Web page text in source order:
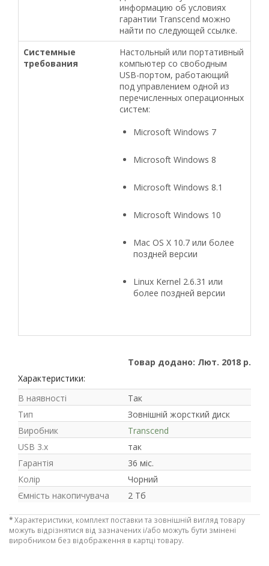
информацию об условиях
гарантии Transcend можно
найти по следующей ссылке.
Системные
требования
Настольный или портативный
компьютер со свободным
USB-портом, работающий
под управлением одной из
перечисленных операционных
систем:
Microsoft Windows 7
Microsoft Windows 8
Microsoft Windows 8.1
Microsoft Windows 10
Mac OS X 10.7 или более
поздней версии
Linux Kernel 2.6.31 или
более поздней версии
Товар додано: Лют. 2018 р.
Характеристики:
В наявності
Так
Тип
Зовнішній жорсткий диск
Виробник
Transcend
USB 3.x
так
Гарантія
36 міс.
Колір
Чорний
Ємність накопичувача
2 Тб
*Характеристики, комплект поставки та зовнішній вигляд товару
можуть відрізнятися від зазначених і/або можуть бути змінені
виробником без відображення в картці товару.